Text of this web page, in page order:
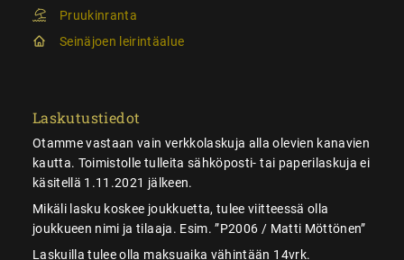
Pruukinranta
Seinäjoen leirintäalue
Laskutustiedot
Otamme vastaan vain verkkolaskuja alla olevien kanavien
kautta. Toimistolle tulleita sähköposti- tai paperilaskuja ei
käsitellä 1.11.2021 jälkeen.
Mikäli lasku koskee joukkuetta, tulee viitteessä olla
joukkueen nimi ja tilaaja. Esim. ”P2006 / Matti Möttönen”
Laskuilla tulee olla maksuaika vähintään 14vrk.